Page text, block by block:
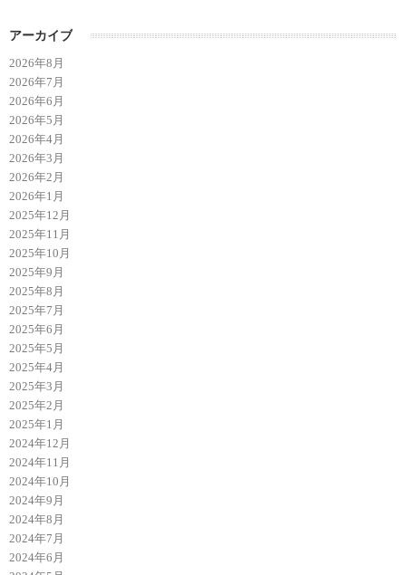
アーカイブ
2026年8月
2026年7月
2026年6月
2026年5月
2026年4月
2026年3月
2026年2月
2026年1月
2025年12月
2025年11月
2025年10月
2025年9月
2025年8月
2025年7月
2025年6月
2025年5月
2025年4月
2025年3月
2025年2月
2025年1月
2024年12月
2024年11月
2024年10月
2024年9月
2024年8月
2024年7月
2024年6月